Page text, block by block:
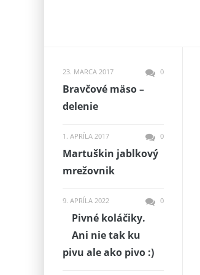
23. MARCA 2017 0
Bravčové mäso –
delenie
1. APRÍLA 2017 0
Martuškin jablkový
mrežovnik
9. APRÍLA 2022 0
Pivné koláčiky.
Ani nie tak ku
pivu ale ako pivo :)